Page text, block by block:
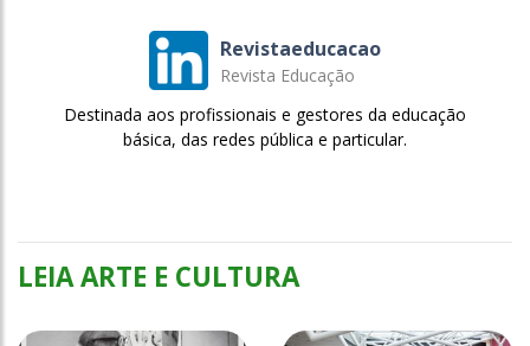
Revistaeducacao
Revista Educação
Destinada aos profissionais e gestores da educação
básica, das redes pública e particular.
LEIA ARTE E CULTURA